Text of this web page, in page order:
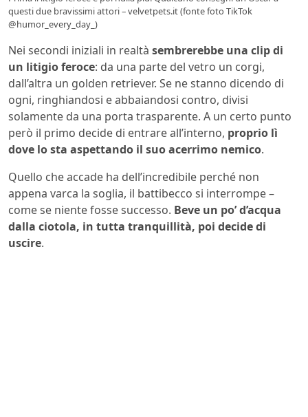
questi due bravissimi attori – velvetpets.it (fonte foto TikTok
@humor_every_day_)
Nei secondi iniziali in realtà sembrerebbe una clip di
un litigio feroce: da una parte del vetro un corgi,
dall’altra un golden retriever. Se ne stanno dicendo di
ogni, ringhiandosi e abbaiandosi contro, divisi
solamente da una porta trasparente. A un certo punto
però il primo decide di entrare all’interno, proprio lì
dove lo sta aspettando il suo acerrimo nemico.
Quello che accade ha dell’incredibile perché non
appena varca la soglia, il battibecco si interrompe –
come se niente fosse successo. Beve un po’ d’acqua
dalla ciotola, in tutta tranquillità, poi decide di
uscire.